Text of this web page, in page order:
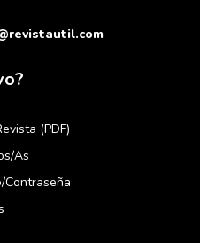
(PDF)
as
contraseña